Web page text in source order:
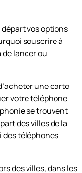
vos options
souscrire à
lancer ou
une carte
votre téléphone
se trouvent
des villes de la
des téléphones
des villes, dans les